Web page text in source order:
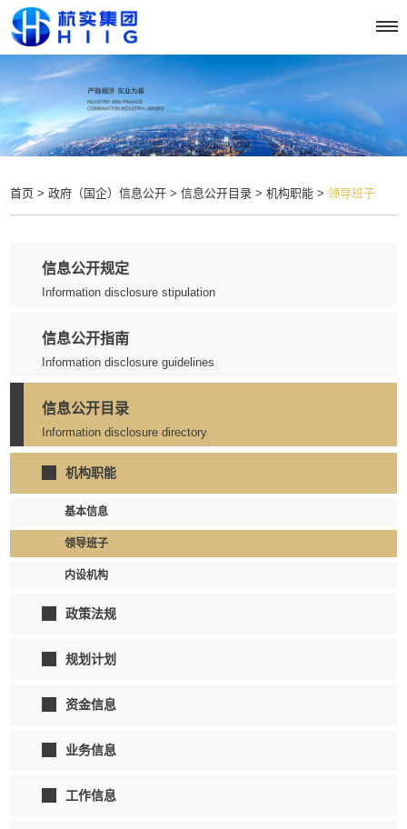
首页 >政府（国企）信息公开 >信息公开目录 >机构职能 >领导班子
信息公开规定
Information disclosure stipulation
信息公开指南
Information disclosure guidelines
信息公开目录
Information disclosure directory
机构职能
基本信息
领导班子
内设机构
政策法规
规划计划
资金信息
业务信息
工作信息